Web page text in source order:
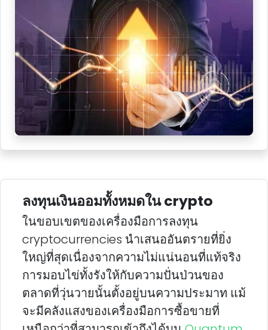
ลงทุนเงินออมทั้งหมดใน crypto
ในขอบเขตของเครื่องมือการลงทุน
cryptocurrencies นําเสนออันตรายที่ยิ่ง
ใหญ่ที่สุดเนื่องจากความไม่แน่นอนที่แท้จริง
การมอบไข่ทั้งรังให้กับความปั่นป่วนของ
ตลาดที่วุ่นวายนั้นตั้งอยู่บนความประมาท แม้
จะมีคลังแสงของเครื่องมือการซื้อขายที่